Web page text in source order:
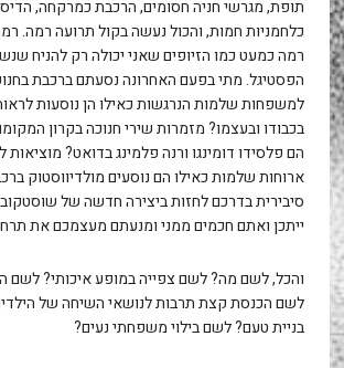
תופת, מגרשי חניה חסומים, הרכבת כמרקחה,
כלחמניות חמות, והכול נעשה בקול תרועה רמה.
רמה כמעט כמו הזיופים שאני יכולה רק להניח
הפסטיגל. מתי בפעם האחרונה נסעתם ברכבת
למשפחות שלמות הנרגשות כאילו הן נוסעות
בכבודו ובעצמו? מזמרות שירי חנוכה בקרון
הם פלסידו דומינגו ורנה פלמינג בדואט? מוציאות
ארוחות שלמות כאילו הם נוסעים מולדיווסטוק
סיבירית בדרכם לחזות ביצירה חדשה של
ייתכן ואתם חכמים ממני ומנעתם מעצמכם את
והכל, לשם מה? לשם צפייה במופע איכותי? לשם
לשם הכנסת קצת תרבות לנושאי השיחה של
בניית טעם? לשם בילוי משפחתי נעים?